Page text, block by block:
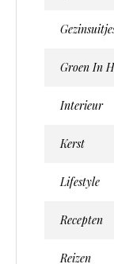
Groen In
Interieur
Kerst
Lifestyle
Recepten
Reizen